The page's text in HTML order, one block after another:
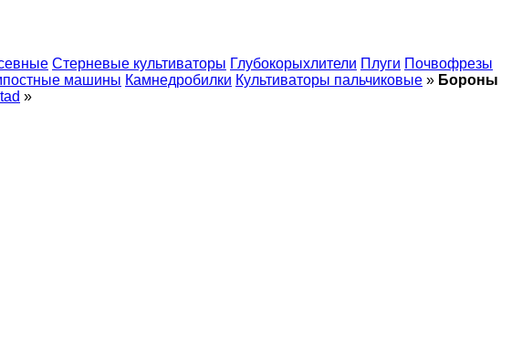
Стерневые культиваторы Глубокорыхлители Плуги Почвофрезы
машины Камнедробилки Культиваторы пальчиковые » Бороны
»